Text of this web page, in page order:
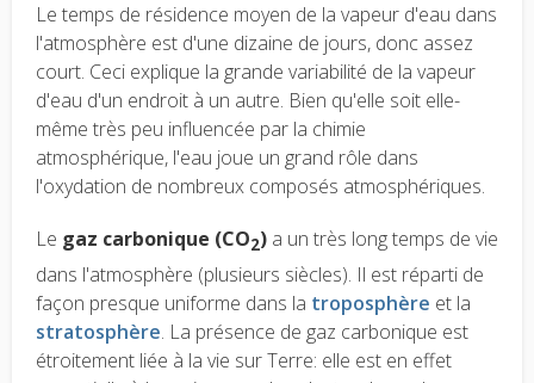
Le temps de résidence moyen de la vapeur d'eau dans
l'atmosphère est d'une dizaine de jours, donc assez
court. Ceci explique la grande variabilité de la vapeur
d'eau d'un endroit à un autre. Bien qu'elle soit elle-
même très peu influencée par la chimie
atmosphérique, l'eau joue un grand rôle dans
l'oxydation de nombreux composés atmosphériques.
Le gaz carbonique (CO2) a un très long temps de vie
dans l'atmosphère (plusieurs siècles). Il est réparti de
façon presque uniforme dans la troposphère et la
stratosphère. La présence de gaz carbonique est
étroitement liée à la vie sur Terre: elle est en effet